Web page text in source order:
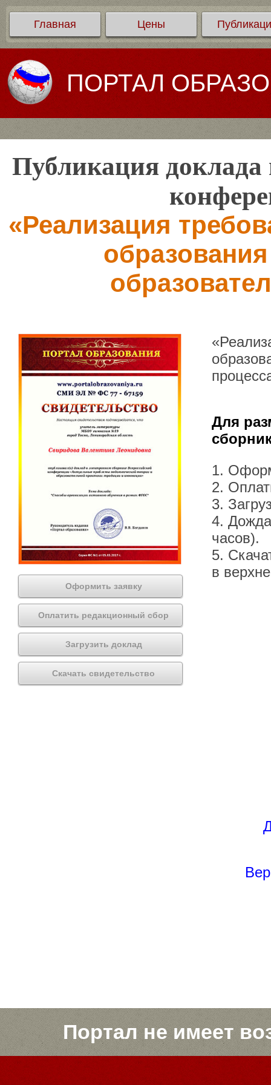
Главная Цены
ПОРТАЛ
Публикация доклада
«Реализация
Оформить заявку
Оплатить редакционный сбор
Загрузить доклад
Скачать свидетельство
Для
1.
2.
3.
4.
часов).
5.
в
Портал не имеет